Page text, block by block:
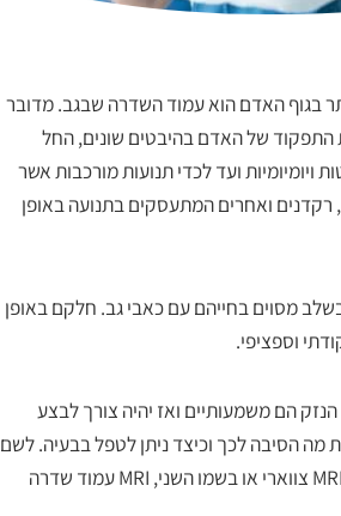
בגוף האדם הוא עמוד השדרה שבגב. מדובר
התפקוד של האדם בהיבטים שונים, החל
ויומיומיות ועד לכדי תנועות מורכבות אשר
רקדנים ואחרים המתעסקים בתנועה באופן
מסוים בחייהם עם כאבי גב. חלקם באופן
וספציפי.
הם משמעותיים ואז יהיה צורך לבצע
מה הסיבה לכך וכיצד ניתן לטפל בבעיה. לשם
כך, יש צורך לעבור בדיקת MRI צווארי או בשמו השני, MRI עמוד שדרה